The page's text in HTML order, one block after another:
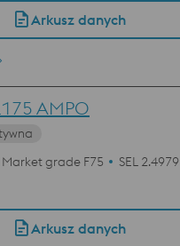
Arkusz danych
AMPO
Market grade F75
SEL 2.4979
Arkusz danych